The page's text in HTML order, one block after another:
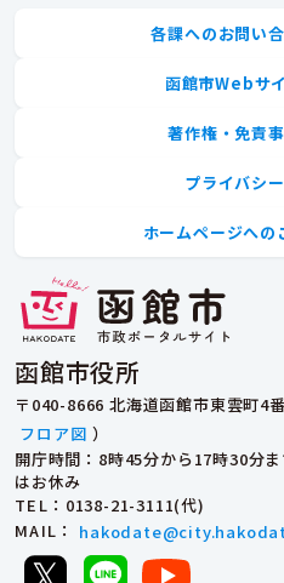
函館市役所
〒040-8666 北海道函館市東雲町4
フロア図 ）
開庁時間：8時45分から17時30
はお休み
TEL ：0138-21-3111(代)
MAIL ：
各課へのお問い
函館市Webサ
著作権・免責
プライバシ
ホームページへの